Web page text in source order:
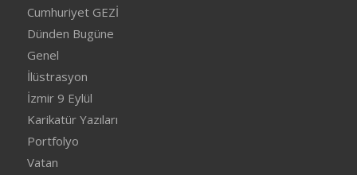
Cumhuriyet GEZİ
Dünden Bugüne
Genel
İlüstrasyon
İzmir 9 Eylül
Karikatür Yazıları
Portfolyo
Vatan